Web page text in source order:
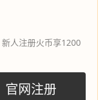
人注册火币享1200
官网注册